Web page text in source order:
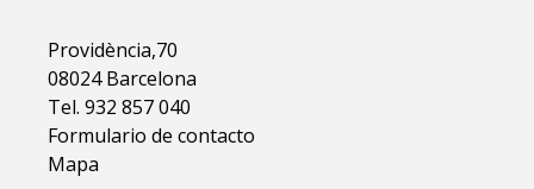
Providència,70
08024 Barcelona
Tel. 932 857 040
Formulario de contacto
Mapa